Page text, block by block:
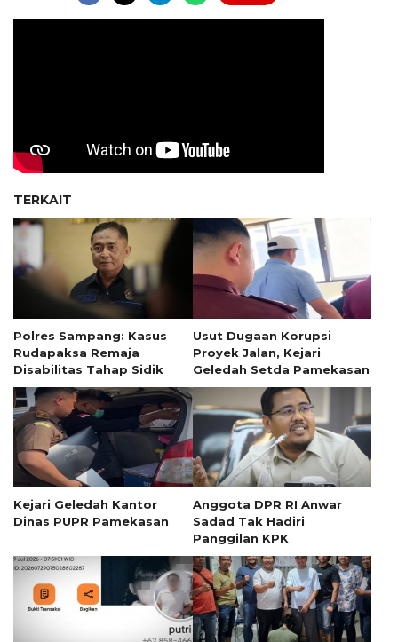
TERKAIT
Polres Sampang: Kasus
Rudapaksa Remaja
Disabilitas Tahap Sidik
Usut Dugaan Korupsi
Proyek Jalan, Kejari
Geledah Setda Pamekasan
Kejari Geledah Kantor
Dinas PUPR Pamekasan
Anggota DPR RI Anwar
Sadad Tak Hadiri
Panggilan KPK